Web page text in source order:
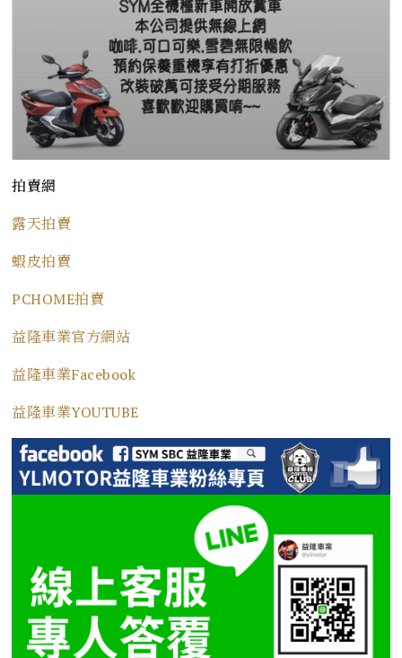
拍賣網
露天拍賣
蝦皮拍賣
PCHOME拍賣
益隆車業官方網站
益隆車業Facebook
益隆車業YOUTUBE